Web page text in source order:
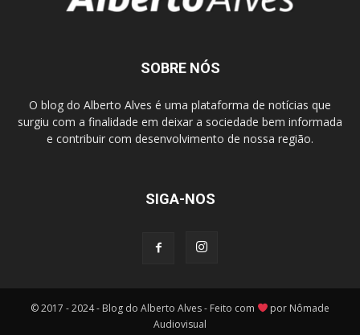
SOBRE NÓS
O blog do Alberto Alves é uma plataforma de notícias que
surgiu com a finalidade em deixar a sociedade bem informada
e contribuir com desenvolvimento de nossa região.
SIGA-NOS
© 2017 - 2024 - Blog do Alberto Alves - Feito com
por Nômade
Audiovisual